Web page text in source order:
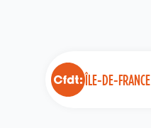
ÎLE-DE-FRANCE